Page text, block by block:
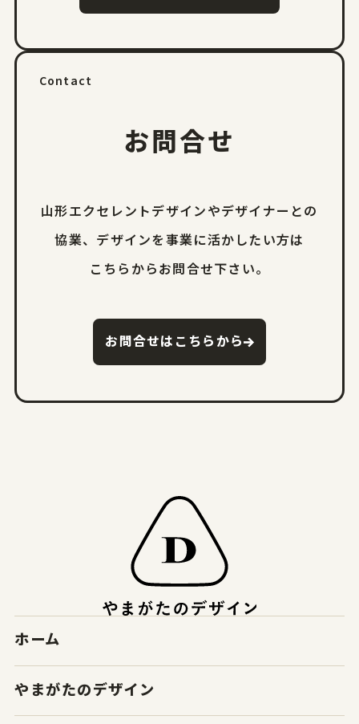
Contact
お問合せ
山形エクセレントデザインやデザイナーとの
協業、 デザインを事業に活かしたい方は
こちらからお問合せ下さい。
お問合せはこちらから
ホーム
やまがたのデザイン